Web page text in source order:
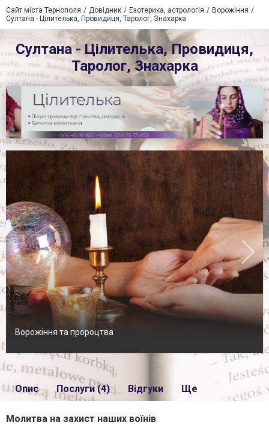
Сайт міста Тернополя Довідник Езотерика, астрологія
Ворожіння
Султана - Цілителька, Провидиця, Таролог, Знахарка
Султана - Цілителька, Провидиця,
Таролог, Знахарка
Ворожіння та пророцтва
Опис Послуги (4) Відгуки Ще
Молитва на захист наших воїнів